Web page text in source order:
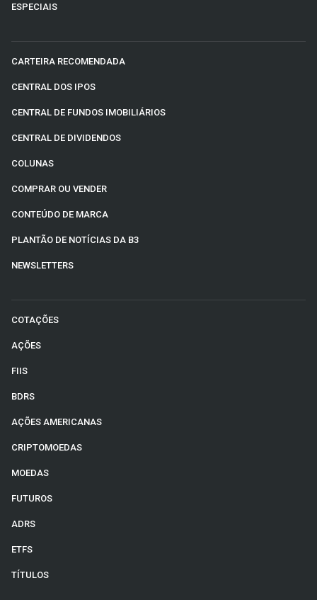
ESPECIAIS
CARTEIRA RECOMENDADA
CENTRAL DOS IPOS
CENTRAL DE FUNDOS IMOBILIÁRIOS
CENTRAL DE DIVIDENDOS
COLUNAS
COMPRAR OU VENDER
CONTEÚDO DE MARCA
PLANTÃO DE NOTÍCIAS DA B3
NEWSLETTERS
COTAÇÕES
AÇÕES
FIIS
BDRS
AÇÕES AMERICANAS
CRIPTOMOEDAS
MOEDAS
FUTUROS
ADRS
ETFS
TÍTULOS